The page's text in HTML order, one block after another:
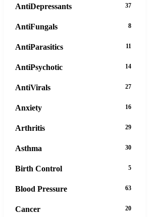
AntiDepressants 37
AntiFungals 8
AntiParasitics 11
AntiPsychotic 14
AntiVirals 27
Anxiety 16
Arthritis 29
Asthma 30
Birth Control 5
Blood Pressure 63
Cancer 20